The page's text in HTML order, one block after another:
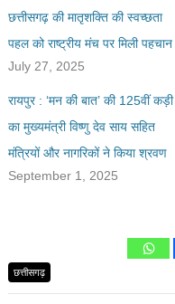
छत्तीसगढ़ की मातृशक्ति की स्वच्छता
पहल को राष्ट्रीय मंच पर मिली पहचान
July 27, 2025
रायपुर : ‘मन की बात’ की 125वीं कड़ी
का मुख्यमंत्री विष्णु देव साय सहित
मंत्रियों और नागरिकों ने किया श्रवण
September 1, 2025
छत्तीसगढ़